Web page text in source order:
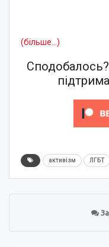
(більше…)
активізм ЛГБТ